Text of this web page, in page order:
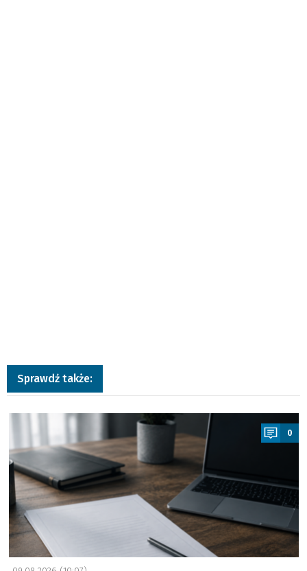
Sprawdź także:
a
0